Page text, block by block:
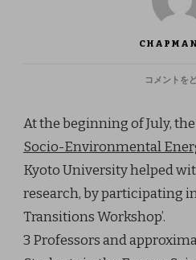
コメントを
At the beginning of July,
Socio-Environmental
Kyoto University helped
research, by participating
Transitions Workshop’.
3 Professors and